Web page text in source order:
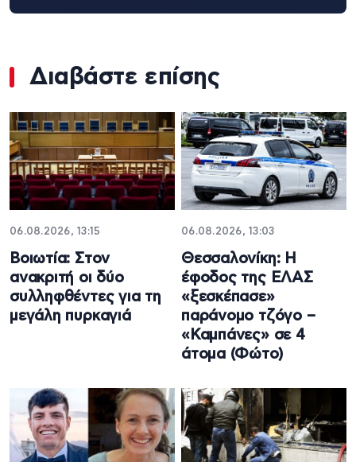
Διαβάστε επίσης
06.08.2026, 13:15
Βοιωτία: Στον
ανακριτή οι δύο
συλληφθέντες για τη
μεγάλη πυρκαγιά
06.08.2026, 13:03
Θεσσαλονίκη: Η
έφοδος της ΕΛΑΣ
«ξεσκέπασε»
παράνομο τζόγο –
«Καμπάνες» σε 4
άτομα (Φώτο)